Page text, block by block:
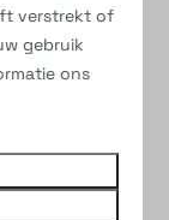
ons
kennis
verstrekt of
gebruik
ons